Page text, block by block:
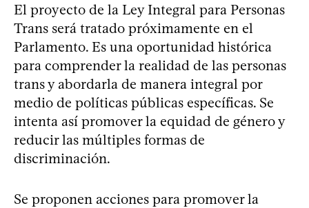
El proyecto de la Ley Integral para Personas
Trans será tratado próximamente en el
Parlamento. Es una oportunidad histórica
para comprender la realidad de las personas
trans y abordarla de manera integral por
medio de políticas públicas específicas. Se
intenta así promover la equidad de género y
reducir las múltiples formas de
discriminación.
Se proponen acciones para promover la